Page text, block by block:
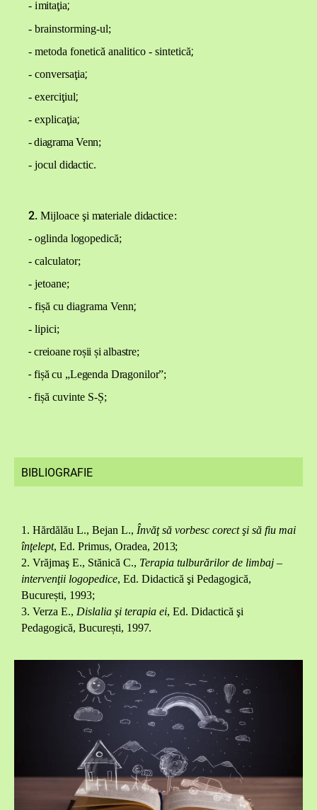
- imitaţia;
- brainstorming-ul;
- metoda fonetică analitico - sintetică;
- conversaţia;
- exerciţiul;
- explicaţia;
- diagrama Venn;
- jocul didactic.
2. Mijloace şi materiale didactice:
- oglinda logopedică;
- calculator;
- jetoane;
- fișă cu diagrama Venn;
- lipici;
-creioane roșii și albastre;
-fișă cu „Legenda Dragonilor”;
-fișă cuvinte S-Ș;
BIBLIOGRAFIE
1. Hărdălău L., Bejan L., Învăţ să vorbesc corect şi să fiu mai
înţelept, Ed. Primus, Oradea, 2013;
2. Vrăjmaş E., Stănică C., Terapia tulburărilor de limbaj –
intervenţii logopedice, Ed. Didactică şi Pedagogică,
București, 1993;
3. Verza E., Dislalia şi terapia ei, Ed. Didactică şi
Pedagogică, București, 1997.